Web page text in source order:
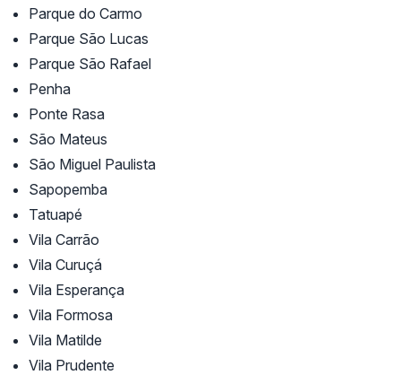
Parque do Carmo
Parque São Lucas
Parque São Rafael
Penha
Ponte Rasa
São Mateus
São Miguel Paulista
Sapopemba
Tatuapé
Vila Carrão
Vila Curuçá
Vila Esperança
Vila Formosa
Vila Matilde
Vila Prudente